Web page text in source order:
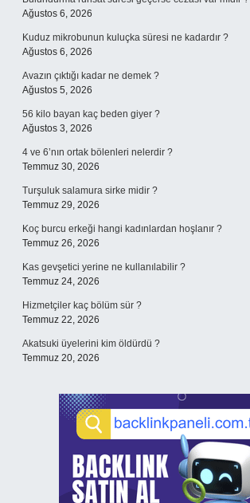
Ağustos 6, 2026
Kuduz mikrobunun kuluçka süresi ne kadardır ?
Ağustos 6, 2026
Avazın çıktığı kadar ne demek ?
Ağustos 5, 2026
56 kilo bayan kaç beden giyer ?
Ağustos 3, 2026
4 ve 6’nın ortak bölenleri nelerdir ?
Temmuz 30, 2026
Turşuluk salamura sirke midir ?
Temmuz 29, 2026
Koç burcu erkeği hangi kadınlardan hoşlanır ?
Temmuz 26, 2026
Kas gevşetici yerine ne kullanılabilir ?
Temmuz 24, 2026
Hizmetçiler kaç bölüm sür ?
Temmuz 22, 2026
Akatsuki üyelerini kim öldürdü ?
Temmuz 20, 2026